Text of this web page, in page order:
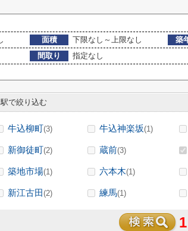
面積 下限なし～上限なし 築
間取り
指定なし
で絞り込む
牛込柳町(3) 牛込神楽坂(1)
新御徒町(2) 蔵前(3)
築地市場(1) 六本木(1)
新江古田(2) 練馬(1)
1